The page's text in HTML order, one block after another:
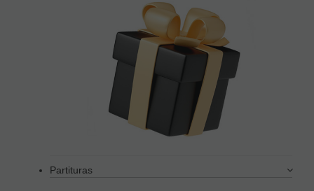
Partituras